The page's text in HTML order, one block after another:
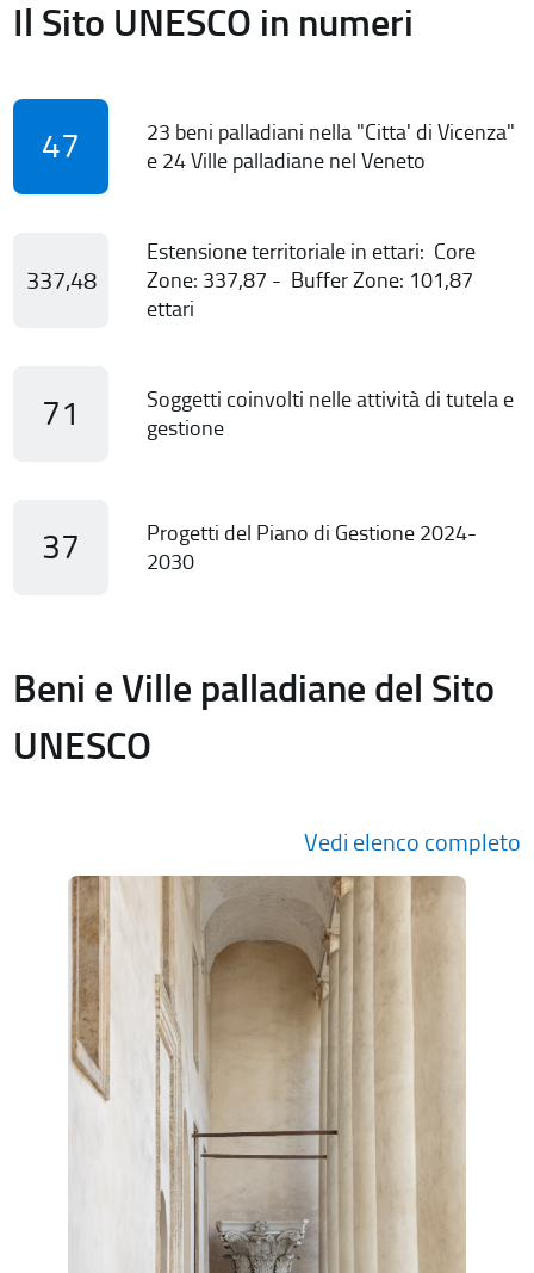
Il Sito UNESCO in numeri
47
23 beni palladiani nella "Citta' di Vicenza"
e 24 Ville palladiane nel Veneto
337,48
Estensione territoriale in ettari: Core
Zone: 337,87 - Buffer Zone: 101,87
ettari
71
Soggetti coinvolti nelle attività di tutela e
gestione
37
Progetti del Piano di Gestione 2024-
2030
Beni e Ville palladiane del Sito
UNESCO
Vedi elenco completo